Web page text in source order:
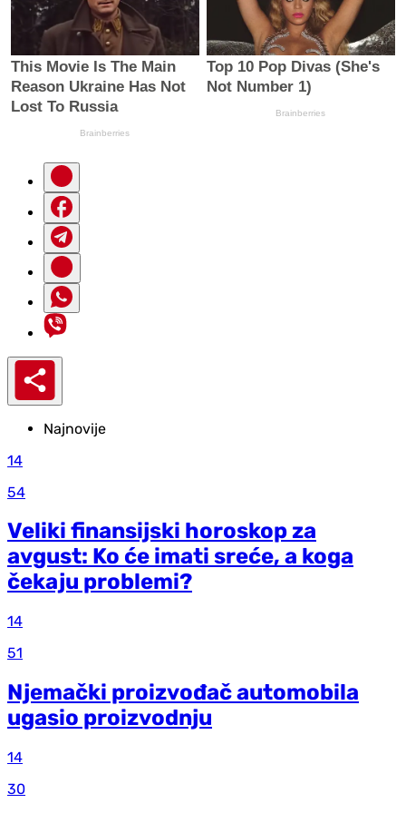
Najnovije
14
54
Veliki finansijski horoskop za
avgust: Ko će imati sreće, a koga
čekaju problemi?
14
51
Njemački proizvođač automobila
ugasio proizvodnju
14
30